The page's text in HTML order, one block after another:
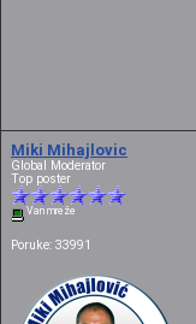
Miki Mihajlovic
Global Moderator
Top poster
Van mreže
Poruke: 33991